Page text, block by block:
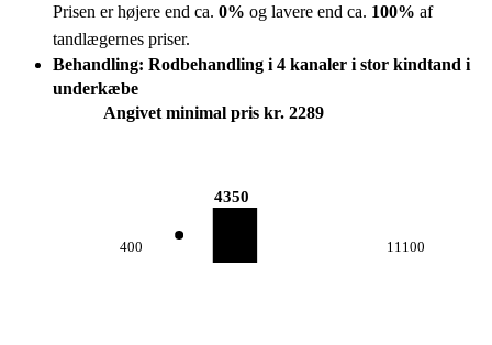
Prisen er højere end ca. 0% og lavere end ca. 100% af
tandlægernes priser.
Behandling: Rodbehandling i 4 kanaler i stor kindtand i
underkæbe
Angivet minimal pris kr. 2289
400
4350
11100